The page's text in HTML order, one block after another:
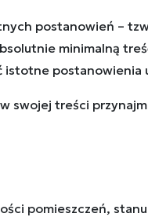
postanowień –
minimalną
istotne postanowienia
swojej treści
pomieszczeń,